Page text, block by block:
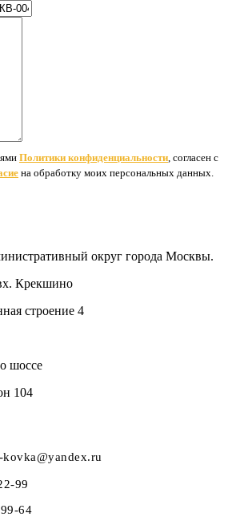
Политики конфиденциальности, согласен с
на обработку моих персональных данных.
округ города Москвы.
Крекшино
строение 4
шоссе
104
99
64